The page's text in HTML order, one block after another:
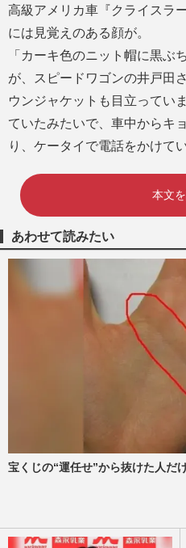
高級アメリカ車『クライスラ
には見覚えのある顔が。
「カーキ色のニット帽に黒ぶ
が、スピードワゴンの井戸田
ウンジャケットも目立ってい
ていたみたいで、車中からキ
り、ケータイで電話をかけて
本文
あわせて読みたい
宝くじの“運任せ”から抜けた人だ